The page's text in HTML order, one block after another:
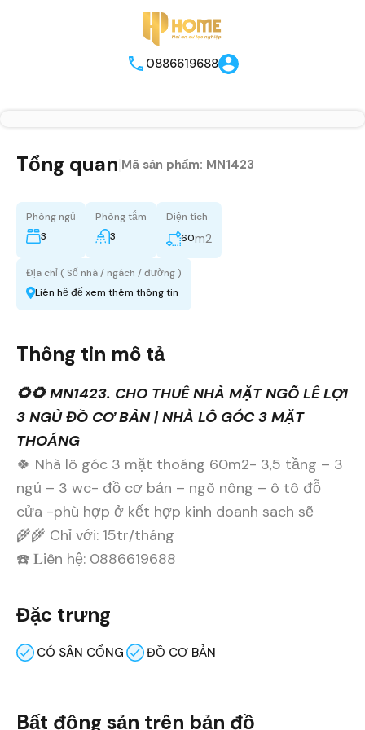
0886619688
Tổng quan Mã sản phẩm: MN1423
Phòng ngủ
3
Phòng tắm
3
Diện tích
60m2
Địa chỉ ( Số nhà / ngách / đường )
Liên hệ để xem thêm thông tin
Thông tin mô tả
🌻🌻 MN1423. CHO THUÊ NHÀ MẶT NGÕ LÊ LỢI
3 NGỦ ĐỒ CƠ BẢN | NHÀ LÔ GÓC 3 MẶT
THOÁNG
🍀 Nhà lô góc 3 mặt thoáng 60m2- 3,5 tầng – 3
ngủ – 3 wc- đồ cơ bản – ngõ nông – ô tô đỗ
cửa -phù hợp ở kết hợp kinh doanh sach sẽ
🌾🌾 Chỉ với: 15tr/tháng
☎️ 𝐋iên hệ: 0886619688
Đặc trưng
CÓ SÂN CỔNG ĐỒ CƠ BẢN
Bất động sản trên bản đồ